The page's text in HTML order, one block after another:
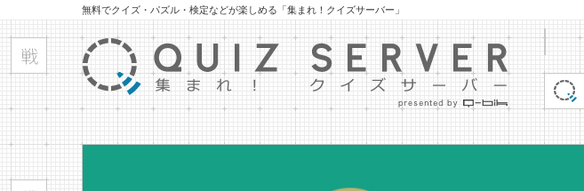
無料でクイズ・パズル・検定などが楽しめる「集まれ！クイズサーバー」